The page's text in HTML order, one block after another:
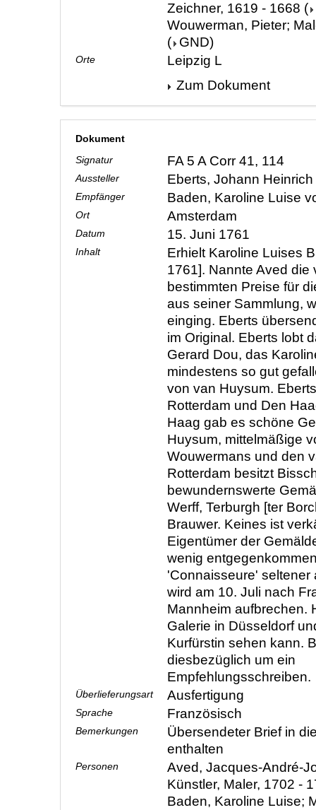
Zeichner, 1619 - 1668 (
Wouwerman, Pieter;
( GND)
Orte
Leipzig L
Zum Dokument
Dokument
Signatur
FA 5 A Corr 41, 114
Aussteller Eberts, Johann Heinrich
Empfänger Baden, Karoline Luise
Ort Amsterdam
Datum 15. Juni 1761
Inhalt
Erhielt Karoline Luises
1761]. Nannte Aved die
bestimmten Preise für
aus seiner Sammlung,
einging. Eberts
im Original. Eberts lobt
Gerard Dou, das
mindestens so gut
von van Huysum.
Rotterdam und Den
Haag gab es schöne
Huysum, mittelmäßige
Wouwermans und den
Rotterdam besitzt
bewundernswerte
Werff, Terburgh [ter
Brauwer. Keines ist
Eigentümer der
wenig
'Connaisseure' seltener
wird am 10. Juli nach
Mannheim aufbrechen.
Galerie in Düsseldorf
Kurfürstin sehen kann.
diesbezüglich um ein
Empfehlungsschreiben.
Überlieferungsart Ausfertigung
Sprache Französisch
Bemerkungen
Übersendeter Brief in
enthalten
Personen
Aved, Jacques-André-
Künstler, Maler, 1702 -
Baden, Karoline Luise;